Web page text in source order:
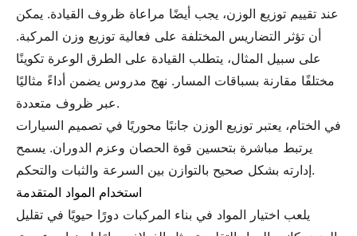
عند تقييم توزيع الوزن، يجب أيضًا مراعاة ظروف القيادة. يمكن
أن تؤثر التضاريس المختلفة على فعالية توزيع وزن المركبة.
على سبيل المثال، يتطلب القيادة على الطرق الوعرة تكوينًا
مختلفًا مقارنة بسباقات المسار. نهج مدروس يضمن أداءً مثاليًا
عبر ظروف متعددة.
في الختام، يعتبر توزيع الوزن جانبًا محوريًا في تصميم السيارات
يرتبط مباشرة بتحسين قوة الحصان وعزم الدوران. يسمح
إدارته بشكل صحيح بالتوازن بين السرعة والثبات والتحكم.
استخدام المواد المتقدمة
يلعب اختيار المواد في بناء المركبات دورًا حيويًا في تقليل